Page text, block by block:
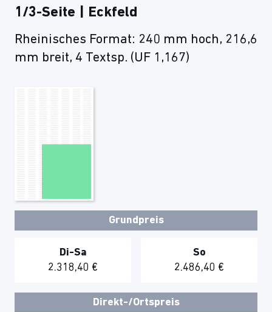
1/3-Seite | Eckfeld
Rheinisches Format: 240 mm hoch, 216,6
mm breit, 4 Textsp. (UF 1,167)
Grundpreis
Di-Sa
2.318,40 €
So
2.486,40 €
Direkt-/Ortspreis